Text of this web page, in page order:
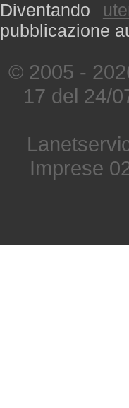
Diventando
pubblicazione
© 2005 -
17 del 24/
Imprese